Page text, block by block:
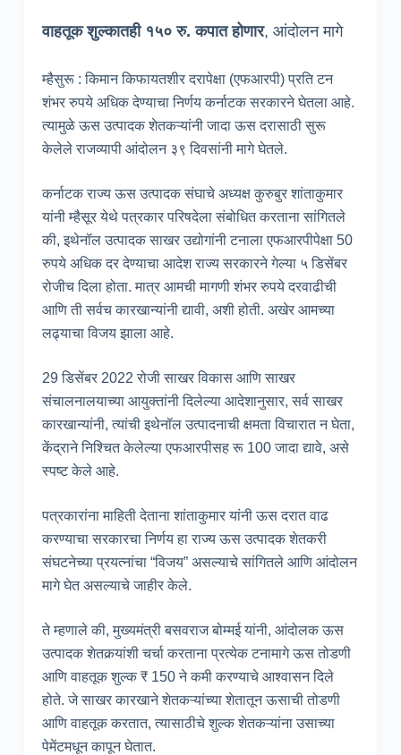
वाहतूक शुल्कातही १५० रु. कपात होणार, आंदोलन मागे
म्हैसुरू : किमान किफायतशीर दरापेक्षा (एफआरपी) प्रति टन
शंभर रुपये अधिक देण्याचा निर्णय कर्नाटक सरकारने घेतला आहे.
त्यामुळे ऊस उत्पादक शेतकऱ्यांनी जादा ऊस दरासाठी सुरू
केलेले राजव्यापी आंदोलन ३९ दिवसांनी मागे घेतले.
कर्नाटक राज्य ऊस उत्पादक संघाचे अध्यक्ष कुरुबुर शांताकुमार
यांनी म्हैसूर येथे पत्रकार परिषदेला संबोधित करताना सांगितले
की, इथेनॉल उत्पादक साखर उद्योगांनी टनाला एफआरपीपेक्षा 50
रुपये अधिक दर देण्याचा आदेश राज्य सरकारने गेल्या ५ डिसेंबर
रोजीच दिला होता. मात्र आमची मागणी शंभर रुपये दरवाढीची
आणि ती सर्वच कारखान्यांनी द्यावी, अशी होती. अखेर आमच्या
लढ्याचा विजय झाला आहे.
29 डिसेंबर 2022 रोजी साखर विकास आणि साखर
संचालनालयाच्या आयुक्तांनी दिलेल्या आदेशानुसार, सर्व साखर
कारखान्यांनी, त्यांची इथेनॉल उत्पादनाची क्षमता विचारात न घेता,
केंद्राने निश्चित केलेल्या एफआरपीसह रू 100 जादा द्यावे, असे
स्पष्ट केले आहे.
पत्रकारांना माहिती देताना शांताकुमार यांनी ऊस दरात वाढ
करण्याचा सरकारचा निर्णय हा राज्य ऊस उत्पादक शेतकरी
संघटनेच्या प्रयत्नांचा “विजय” असल्याचे सांगितले आणि आंदोलन
मागे घेत असल्याचे जाहीर केले.
ते म्हणाले की, मुख्यमंत्री बसवराज बोम्मई यांनी, आंदोलक ऊस
उत्पादक शेतकर्‍यांशी चर्चा करताना प्रत्येक टनामागे ऊस तोडणी
आणि वाहतूक शुल्क ₹ 150 ने कमी करण्याचे आश्वासन दिले
होते. जे साखर कारखाने शेतकऱ्यांच्या शेतातून ऊसाची तोडणी
आणि वाहतूक करतात, त्यासाठीचे शुल्क शेतकऱ्यांना उसाच्या
पेमेंटमधून कापून घेतात.